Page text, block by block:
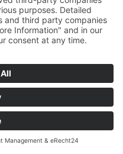
Form eines
den Umständen
So...